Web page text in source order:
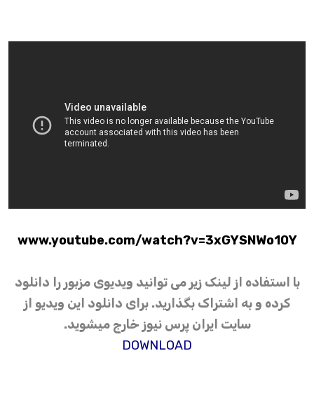
www.youtube.com/watch?v=3xGYSNWo10Y
با استفاده از لینک زیر می توانید ویدیوی مزبور را دانلود
کرده و به اشتراک بگذارید. برای دانلود این ویدیو از
سایت ایران پرس نیوز خارج میشوید.
DOWNLOAD